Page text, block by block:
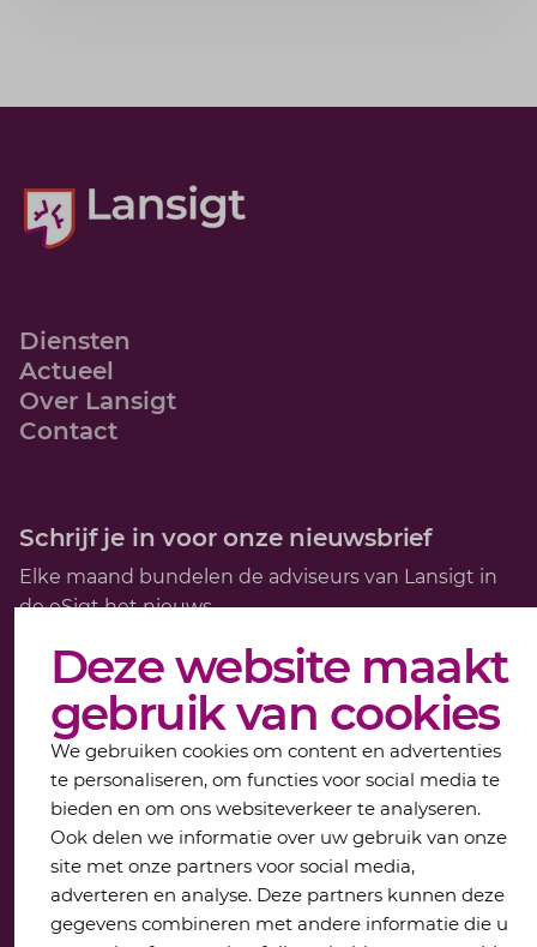
Deze website maakt
gebruik van cookies
We gebruiken cookies om content en advertenties
te personaliseren, om functies voor social media te
bieden en om ons websiteverkeer te analyseren.
Ook delen we informatie over uw gebruik van onze
site met onze partners voor social media,
adverteren en analyse. Deze partners kunnen deze
gegevens combineren met andere informatie die u
Diensten
Actueel
Over Lansigt
Contact
Schrijf je in voor onze nieuwsbrief
Elke maand bundelen de adviseurs van Lansigt in
de eSigt het nieuws.
Jouw emailadres
Inschrijven